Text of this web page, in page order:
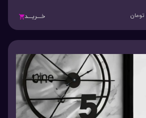
تومان خـــریـــد